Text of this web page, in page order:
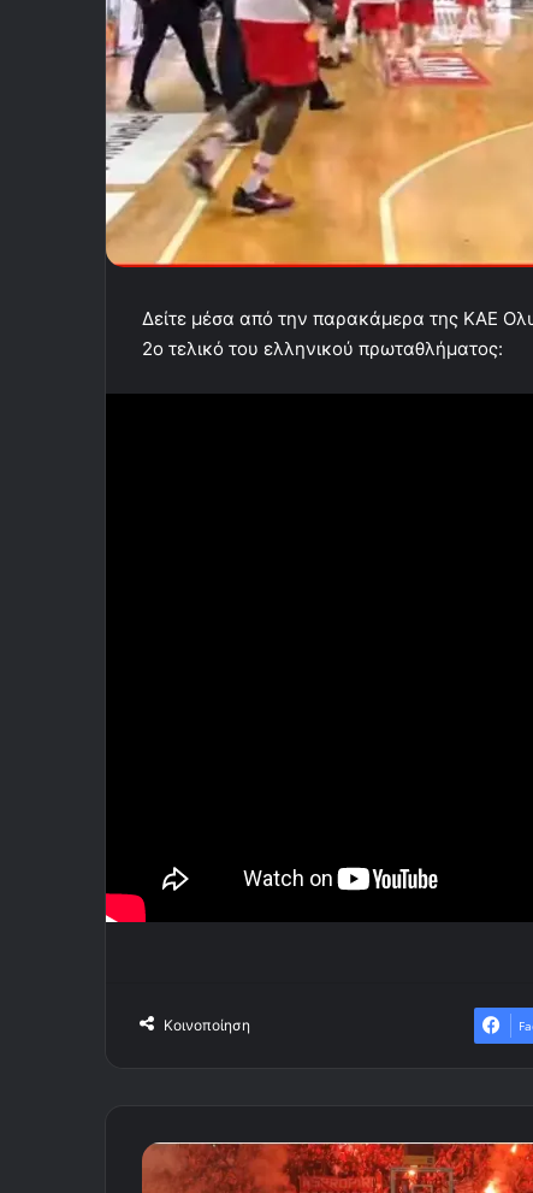
Δείτε μέσα από την παρακάμερα της ΚΑΕ
2ο τελικό του ελληνικού πρωταθλήματος:
Κοινοποίηση
Τα
εισιτήρια